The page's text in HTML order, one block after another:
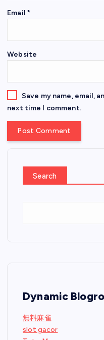
Email *
Website
Save my name, email,
next time I comment.
Search
Dynamic
無料麻雀
slot gacor